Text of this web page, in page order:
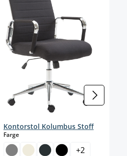
Kontorstol Kolumbus Stoff
Fargeselect
+2